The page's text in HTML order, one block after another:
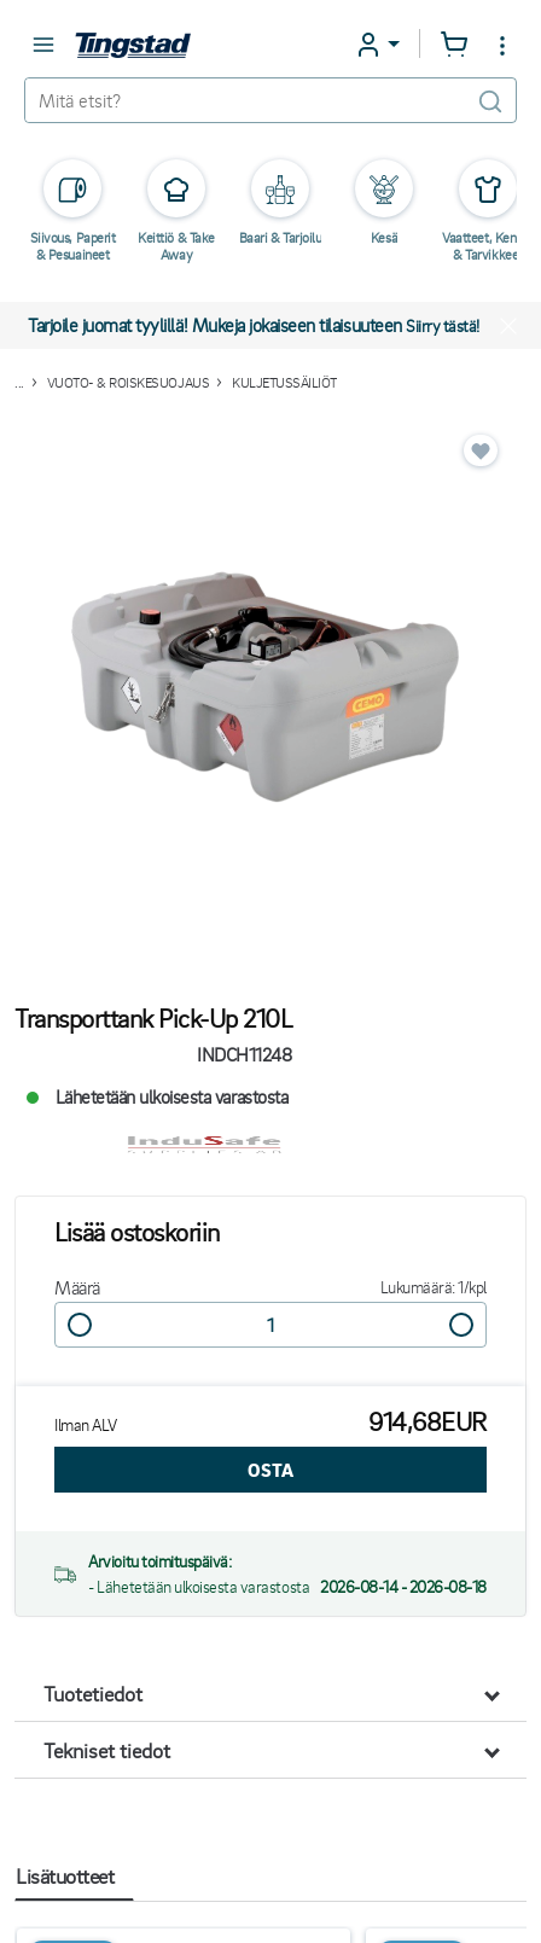
Siivous, Paperit
& Pesuaineet
Keittiö & Take
Away
Baari & Tarjoilu Kesä
Vaatteet, Kengät
& Tarvikkeet
Tarjoile juomat tyylillä! Mukeja jokaiseen tilaisuuteenSiirry tästä!
VUOTO- & ROISKESUOJAUS KULJETUSSÄILIÖT
Transporttank Pick-Up 210L
INDCH11248
Lähetetään ulkoisesta varastosta
Lisää ostoskoriin
Määrä Lukumäärä: 1/kpl
Ilman ALV 914,68EUR
Arvioitu toimituspäivä:
- Lähetetään ulkoisesta varastosta 2026-08-14 - 2026-08-18
Tuotetiedot
Tekniset tiedot
Lisätuotteet